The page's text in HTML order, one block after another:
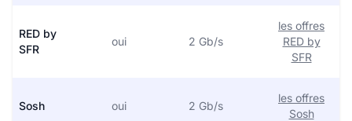
RED by
SFR
oui 2 Gb/s
les offres
RED by
SFR
Sosh oui 2 Gb/s
les offres
Sosh